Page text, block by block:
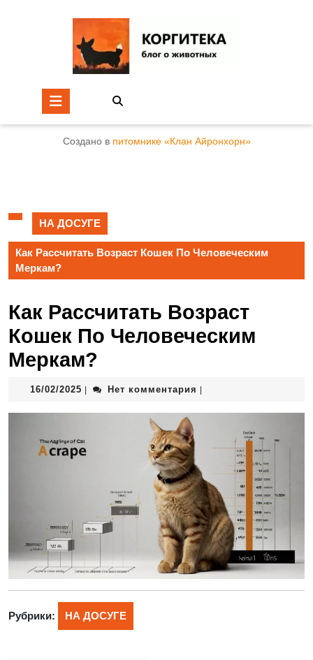
Создано в питомнике «Клан Айронхорн»
НА ДОСУГЕ
Как Рассчитать Возраст Кошек По Человеческим
Меркам?
Как Рассчитать Возраст
Кошек По Человеческим
Меркам?
16/02/2025 Нет комментария
Рубрики: НА ДОСУГЕ